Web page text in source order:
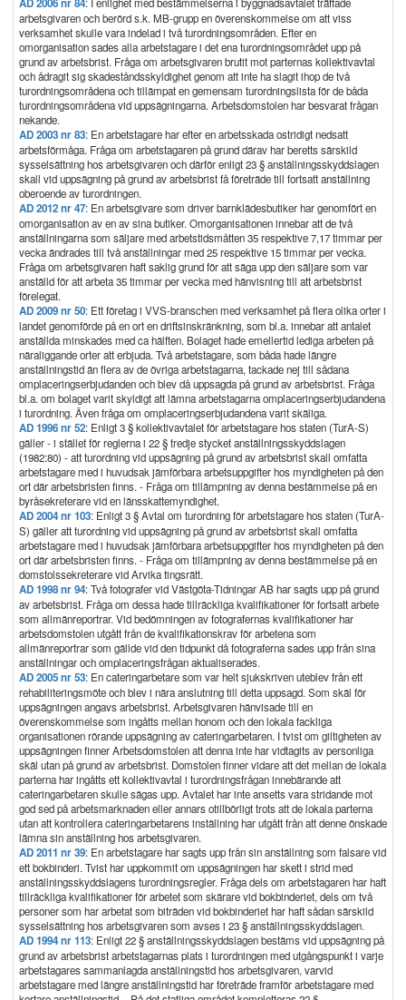
AD 2006 nr 84
arbetsgivaren och berörd s.k. MB-grupp en överenskommelse om att viss
verksamhet skulle vara indelad i två turordningsområden. Efter en
omorganisation sades alla arbetstagare i det ena turordningsområdet upp på
grund av arbetsbrist. Fråga om arbetsgivaren brutit mot parternas kollektivavtal
och ådragit sig skadeståndsskyldighet genom att inte ha slagit ihop de två
turordningsområdena och tillämpat en gemensam turordningslista för de båda
turordningsområdena vid uppsägningarna. Arbetsdomstolen har besvarat frågan
nekande.
AD 2003 nr 83: En arbetstagare har efter en arbetsskada ostridigt nedsatt
arbetsförmåga. Fråga om arbetstagaren på grund därav har beretts särskild
sysselsättning hos arbetsgivaren och därför enligt 23 § anställningsskyddslagen
skall vid uppsägning på grund av arbetsbrist få företräde till fortsatt anställning
oberoende av turordningen.
AD 2012 nr 47: En arbetsgivare som driver barnklädesbutiker har genomfört en
omorganisation av en av sina butiker. Omorganisationen innebar att de två
anställningarna som säljare med arbetstidsmåtten 35 respektive 7,17 timmar per
vecka ändrades till två anställningar med 25 respektive 15 timmar per vecka.
Fråga om arbetsgivaren haft saklig grund för att säga upp den säljare som var
anställd för att arbeta 35 timmar per vecka med hänvisning till att arbetsbrist
förelegat.
AD 2009 nr 50: Ett företag i VVS-branschen med verksamhet på flera olika orter i
landet genomförde på en ort en driftsinskränkning, som bl.a. innebar att antalet
anställda minskades med ca hälften. Bolaget hade emellertid lediga arbeten på
näraliggande orter att erbjuda. Två arbetstagare, som båda hade längre
anställningstid än flera av de övriga arbetstagarna, tackade nej till sådana
omplaceringserbjudanden och blev då uppsagda på grund av arbetsbrist. Fråga
bl.a. om bolaget varit skyldigt att lämna arbetstagarna omplaceringserbjudandena
i turordning. Även fråga om omplaceringserbjudandena varit skäliga.
AD 1996 nr 52: Enligt 3 § kollektivavtalet för arbetstagare hos staten (TurA-S)
gäller - i stället för reglerna i 22 § tredje stycket anställningsskyddslagen
(1982:80) - att turordning vid uppsägning på grund av arbetsbrist skall omfatta
arbetstagare med i huvudsak jämförbara arbetsuppgifter hos myndigheten på den
ort där arbetsbristen finns. - Fråga om tillämpning av denna bestämmelse på en
byråsekreterare vid en länsskattemyndighet.
AD 2004 nr 103: Enligt 3 § Avtal om turordning för arbetstagare hos staten (TurA-
S) gäller att turordning vid uppsägning på grund av arbetsbrist skall omfatta
arbetstagare med i huvudsak jämförbara arbetsuppgifter hos myndigheten på den
ort där arbetsbristen finns. - Fråga om tillämpning av denna bestämmelse på en
domstolssekreterare vid Arvika tingsrätt.
AD 1998 nr 94: Två fotografer vid Västgöta-Tidningar AB har sagts upp på grund
av arbetsbrist. Fråga om dessa hade tillräckliga kvalifikationer för fortsatt arbete
som allmänreportrar. Vid bedömningen av fotografernas kvalifikationer har
arbetsdomstolen utgått från de kvalifikationskrav för arbetena som
allmänreportrar som gällde vid den tidpunkt då fotograferna sades upp från sina
anställningar och omplaceringsfrågan aktualiserades.
AD 2005 nr 53: En cateringarbetare som var helt sjukskriven uteblev från ett
rehabiliteringsmöte och blev i nära anslutning till detta uppsagd. Som skäl för
uppsägningen angavs arbetsbrist. Arbetsgivaren hänvisade till en
överenskommelse som ingåtts mellan honom och den lokala fackliga
organisationen rörande uppsägning av cateringarbetaren. I tvist om giltigheten av
uppsägningen finner Arbetsdomstolen att denna inte har vidtagits av personliga
skäl utan på grund av arbetsbrist. Domstolen finner vidare att det mellan de lokala
parterna har ingåtts ett kollektivavtal i turordningsfrågan innebärande att
cateringarbetaren skulle sägas upp. Avtalet har inte ansetts vara stridande mot
god sed på arbetsmarknaden eller annars otillbörligt trots att de lokala parterna
utan att kontrollera cateringarbetarens inställning har utgått från att denne önskade
lämna sin anställning hos arbetsgivaren.
AD 2011 nr 39: En arbetstagare har sagts upp från sin anställning som falsare vid
ett bokbinderi. Tvist har uppkommit om uppsägningen har skett i strid med
anställningsskyddslagens turordningsregler. Fråga dels om arbetstagaren har haft
tillräckliga kvalifikationer för arbetet som skärare vid bokbinderiet, dels om två
personer som har arbetat som biträden vid bokbinderiet har haft sådan särskild
sysselsättning hos arbetsgivaren som avses i 23 § anställningsskyddslagen.
AD 1994 nr 113: Enligt 22 § anställningsskyddslagen bestäms vid uppsägning på
grund av arbetsbrist arbetstagarnas plats i turordningen med utgångspunkt i varje
arbetstagares sammanlagda anställningstid hos arbetsgivaren, varvid
arbetstagare med längre anställningstid har företräde framför arbetstagare med